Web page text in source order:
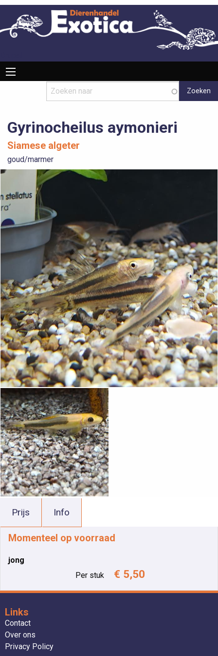
Overslaan
naar
gaan
Hoofdnavigatie
Gyrinocheilus aymonieri
Siamese algeter
goud/marmer
Prijs Info
Momenteel op voorraad
jong
Per stuk
€ 5,50
Links
Contact
Over ons
Privacy Policy